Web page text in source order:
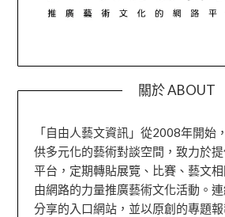
關於 ABOUT
「自由人藝文資訊」從2008年開始
供多元化的藝術對談空間，致力於
平台，定期轉貼展覽、比賽、藝文
由網路的力量推廣藝術文化活動。
分享的入口網站，並以原創的專題